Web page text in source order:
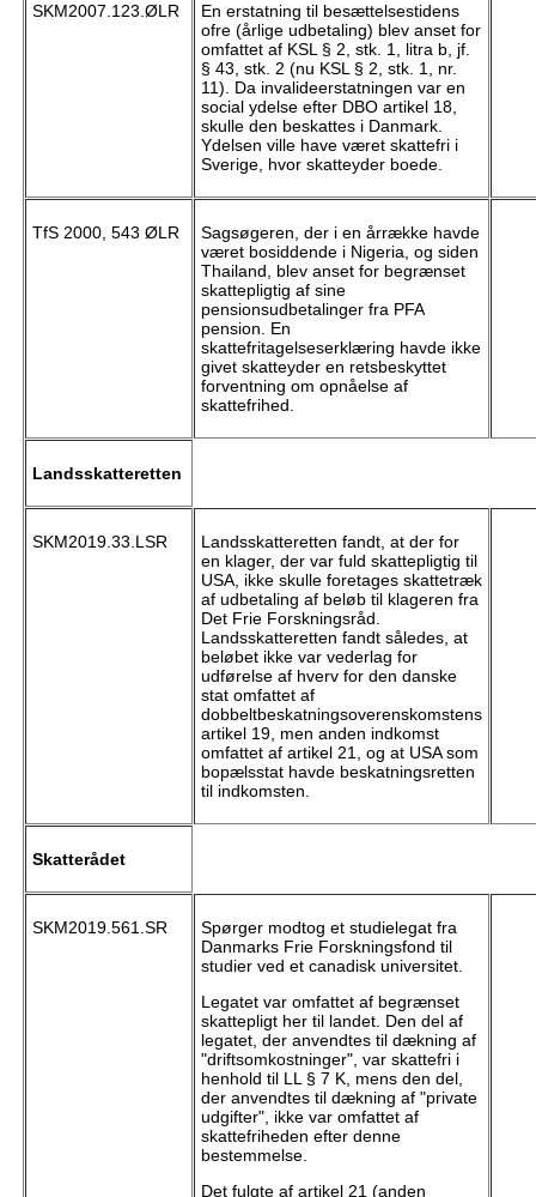
SKM2007.123.ØLR
En erstatning til besættelsestidens
ofre (årlige udbetaling) blev anset for
omfattet af KSL § 2, stk. 1, litra b, jf.
§ 43, stk. 2 (nu KSL § 2, stk. 1, nr.
11). Da invalideerstatningen var en
social ydelse efter DBO artikel 18,
skulle den beskattes i Danmark.
Ydelsen ville have været skattefri i
Sverige, hvor skatteyder boede.
TfS 2000, 543 ØLR
Sagsøgeren, der i en årrække havde
været bosiddende i Nigeria, og siden
Thailand, blev anset for begrænset
skattepligtig af sine
pensionsudbetalinger fra PFA
pension. En
skattefritagelseserklæring havde ikke
givet skatteyder en retsbeskyttet
forventning om opnåelse af
skattefrihed.
Landsskatteretten
SKM2019.33.LSR
Landsskatteretten fandt, at der for
en klager, der var fuld skattepligtig til
USA, ikke skulle foretages skattetræk
af udbetaling af beløb til klageren fra
Det Frie Forskningsråd.
Landsskatteretten fandt således, at
beløbet ikke var vederlag for
udførelse af hverv for den danske
stat omfattet af
dobbeltbeskatningsoverenskomstens
artikel 19, men anden indkomst
omfattet af artikel 21, og at USA som
bopælsstat havde beskatningsretten
til indkomsten.
Skatterådet
SKM2019.561.SR
Spørger modtog et studielegat fra
Danmarks Frie Forskningsfond til
studier ved et canadisk universitet.
Legatet var omfattet af begrænset
skattepligt her til landet. Den del af
legatet, der anvendtes til dækning af
"driftsomkostninger", var skattefri i
henhold til LL § 7 K, mens den del,
der anvendtes til dækning af "private
udgifter", ikke var omfattet af
skattefriheden efter denne
bestemmelse.
Det fulgte af artikel 21 (anden